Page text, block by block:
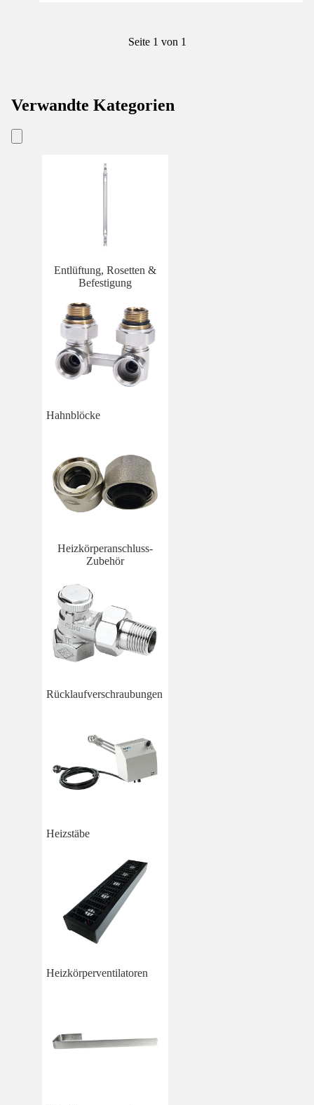
Seite 1 von 1
Verwandte Kategorien
Entlüftung, Rosetten &
Befestigung
Hahnblöcke
Heizkörperanschluss-
Zubehör
Rücklaufverschraubungen
Heizstäbe
Heizkörperventilatoren